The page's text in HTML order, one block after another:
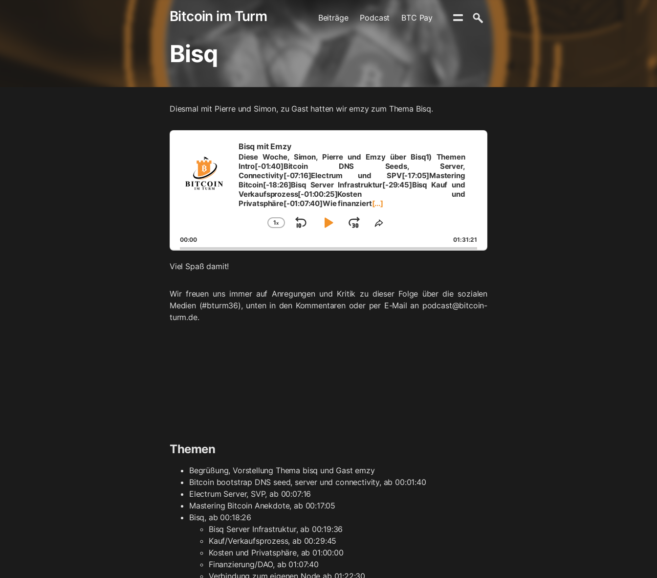
Zum
springen
Bitcoin im Turm Beiträge Podcast BTC Pay
Bisq
Diesmal mit Pierre und Simon, zu Gast hatten wir emzy zum Thema Bisq.
Audio
Bisq mit Emzy
Diese Woche, Simon, Pierre und Emzy über Bisq1) Themen
Intro[-01:40]Bitcoin DNS Seeds, Server,
Connectivity[-07:16]Electrum und SPV[-17:05]Mastering
Bitcoin[-18:26]Bisq Server Infrastruktur[-29:45]Bisq Kauf und
Verkaufsprozess[-01:00:25]Kosten und
Privatsphäre[-01:07:40]Wie finanziert[...]
Change
Rate
1x
SkipPlayJumpShare
Episode
00:00 01:31:21
Viel Spaß damit!
Wir freuen uns immer auf Anregungen und Kritik zu dieser Folge über die sozialen
Medien (#bturm36), unten in den Kommentaren oder per E-Mail an podcast@bitcoin-
turm.de.
Themen
Begrüßung, Vorstellung Thema bisq und Gast emzy
Bitcoin bootstrap DNS seed, server und connectivity, ab 00:01:40
Electrum Server, SVP, ab 00:07:16
Mastering Bitcoin Anekdote, ab 00:17:05
Bisq, ab 00:18:26
Bisq Server Infrastruktur, ab 00:19:36
Kauf/Verkaufsprozess, ab 00:29:45
Kosten und Privatsphäre, ab 01:00:00
Finanzierung/DAO, ab 01:07:40
Verbindung zum eigenen Node ab 01:22:30